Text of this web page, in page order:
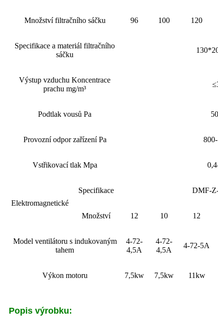
Množství filtračního sáčku 96 100 120
Specifikace a materiál filtračního
sáčku
Výstup vzduchu Koncentrace
prachu mg/m³
Podtlak vousů Pa
Provozní odpor zařízení Pa
Vstřikovací tlak Mpa
Elektromagnetické
Specifikace DMF-
Množství 12 10 12
Model ventilátoru s indukovaným
tahem
4-72-
4,5A
4-72-
4,5A
4-72-5A
Výkon motoru 7,5kw 7,5kw 11kw
Popis výrobku: